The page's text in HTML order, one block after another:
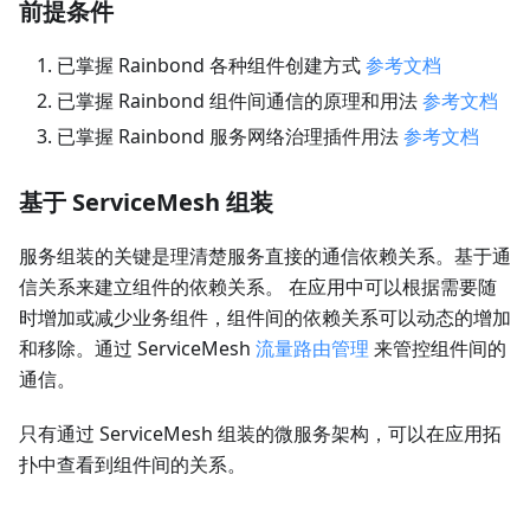
前提条件
已掌握 Rainbond 各种组件创建方式参考文档
已掌握 Rainbond 组件间通信的原理和用法参考文档
已掌握 Rainbond 服务网络治理插件用法参考文档
基于 ServiceMesh 组装
服务组装的关键是理清楚服务直接的通信依赖关系。基于通
信关系来建立组件的依赖关系。 在应用中可以根据需要随
时增加或减少业务组件，组件间的依赖关系可以动态的增加
和移除。通过 ServiceMesh 流量路由管理 来管控组件间的
通信。
只有通过 ServiceMesh 组装的微服务架构，可以在应用拓
扑中查看到组件间的关系。